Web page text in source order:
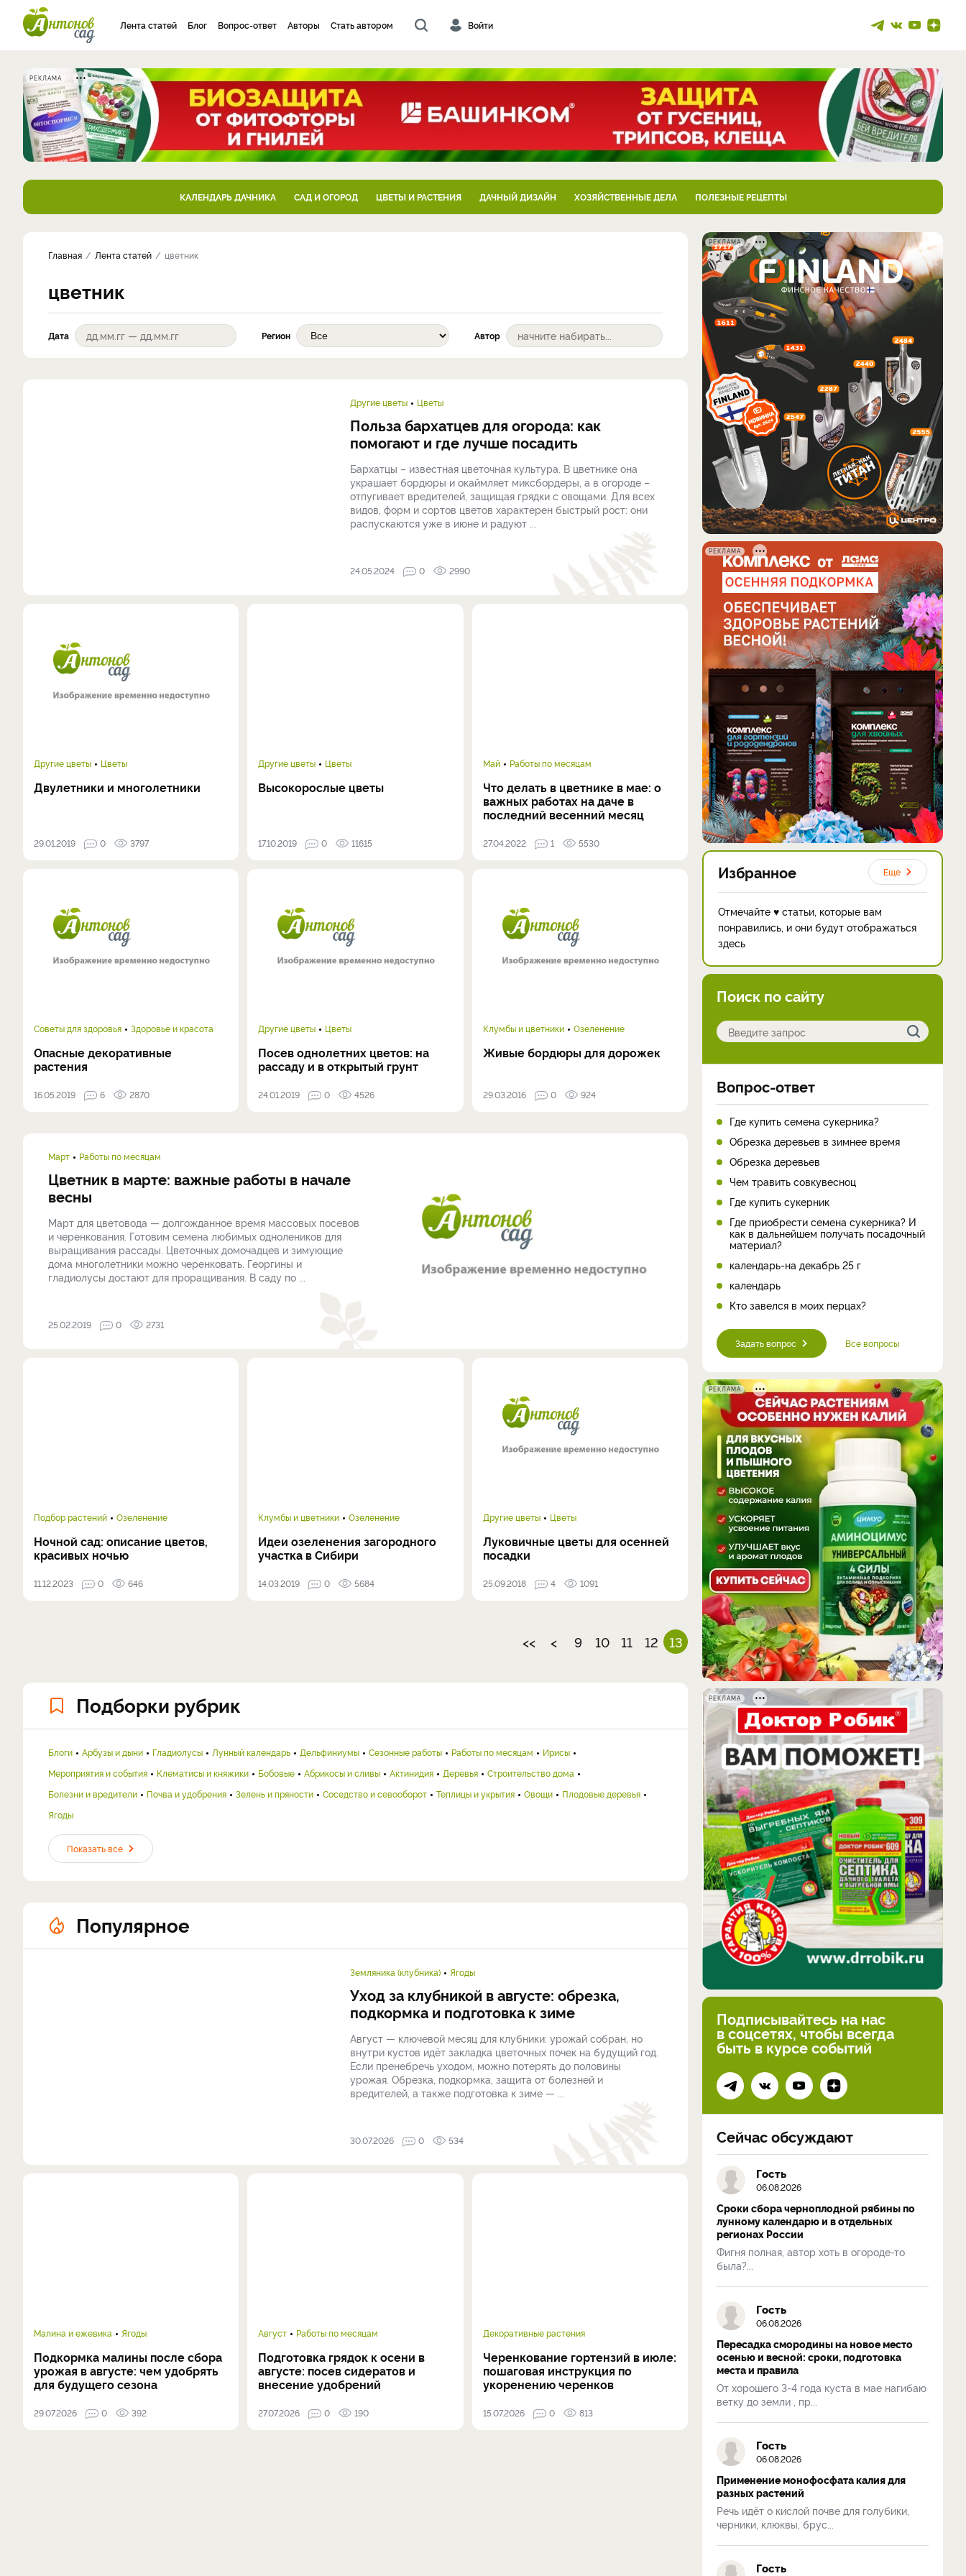
Лента статей Блог Вопрос-ответ Авторы Стать автором Войти
РЕКЛАМА
КАЛЕНДАРЬ ДАЧНИКА САД И ОГОРОД ЦВЕТЫ И РАСТЕНИЯ ДАЧНЫЙ ДИЗАЙН ХОЗЯЙСТВЕННЫЕ ДЕЛА ПОЛЕЗНЫЕ РЕЦЕПТЫ
Главная Лента статей цветник
цветник
Дата Регион Автор
Другие цветы Цветы
Польза бархатцев для огорода: как
помогают и где лучше посадить
Бархатцы – известная цветочная культура. В цветнике она
украшает бордюры и окаймляет миксбордеры, а в огороде –
отпугивает вредителей, защищая грядки с овощами. Для всех
видов, форм и сортов цветов характерен быстрый рост: они
распускаются уже в июне и радуют ...
24.05.2024 0 2990
Другие цветы Цветы
Двулетники и многолетники
29.01.2019 0 3797
Другие цветы Цветы
Высокорослые цветы
17.10.2019 0 11615
Май Работы по месяцам
Что делать в цветнике в мае: о
важных работах на даче в
последний весенний месяц
27.04.2022 1 5530
Советы для здоровья Здоровье и красота
Опасные декоративные
растения
16.05.2019 6 2870
Другие цветы Цветы
Посев однолетних цветов: на
рассаду и в открытый грунт
24.01.2019 0 4526
Клумбы и цветники Озеленение
Живые бордюры для дорожек
29.03.2016 0 924
Март Работы по месяцам
Цветник в марте: важные работы в начале
весны
Март для цветовода — долгожданное время массовых посевов
и черенкования. Готовим семена любимых однолеников для
выращивания рассады. Цветочных домочадцев и зимующие
дома многолетники можно черенковать. Георгины и
гладиолусы достают для проращивания. В саду по ...
25.02.2019 0 2731
Подбор растений Озеленение
Ночной сад: описание цветов,
красивых ночью
11.12.2023 0 646
Клумбы и цветники Озеленение
Идеи озеленения загородного
участка в Сибири
14.03.2019 0 5684
Другие цветы Цветы
Луковичные цветы для осенней
посадки
25.09.2018 4 1091
<< < 9 10 11 12 13
Подборки рубрик
Блоги Арбузы и дыни Гладиолусы Лунный календарь Дельфиниумы Сезонные работы Работы по месяцам
Ирисы
Мероприятия и события
Клематисы и княжики Бобовые Абрикосы и сливы Актинидия Деревья
Строительство дома
Болезни и вредители
Почва и удобрения Зелень и пряности Соседство и севооборот Теплицы и укрытия Овощи
Плодовые деревья
Ягоды
Показать все
Популярное
Земляника (клубника) Ягоды
Уход за клубникой в августе: обрезка,
подкормка и подготовка к зиме
Август — ключевой месяц для клубники: урожай собран, но
внутри кустов идёт закладка цветочных почек на будущий год.
Если пренебречь уходом, можно потерять до половины
урожая. Обрезка, подкормка, защита от болезней и
вредителей, а также подготовка к зиме — ...
30.07.2026 0 534
Малина и ежевика Ягоды
Подкормка малины после сбора
урожая в августе: чем удобрять
для будущего сезона
29.07.2026 0 392
Август Работы по месяцам
Подготовка грядок к осени в
августе: посев сидератов и
внесение удобрений
27.07.2026 0 190
Декоративные растения
Черенкование гортензий в июле:
пошаговая инструкция по
укоренению черенков
15.07.2026 0 813
РЕКЛАМА
РЕКЛАМА
Избранное Еще
Отмечайте ♥ статьи, которые вам
понравились, и они будут отображаться
здесь
Поиск по сайту
Вопрос-ответ
Где купить семена сукерника?
Обрезка деревьев в зимнее время
Обрезка деревьев
Чем травить совкувесноц
Где купить сукерник
Где приобрести семена сукерника? И
как в дальнейшем получать посадочный
материал?
календарь-на декабрь 25 г
календарь
Кто завелся в моих перцах?
Задать вопрос Все вопросы
РЕКЛАМА
РЕКЛАМА
Подписывайтесь на нас
в соцсетях, чтобы всегда
быть в курсе событий
Сейчас обсуждают
Гость
06.08.2026
Сроки сбора черноплодной рябины по
лунному календарю и в отдельных
регионах России
Фигня полная, автор хоть в огороде-то
была?...
Гость
06.08.2026
Пересадка смородины на новое место
осенью и весной: сроки, подготовка
места и правила
От хорошего 3-4 года куста в мае нагибаю
ветку до земли , пр...
Гость
06.08.2026
Применение монофосфата калия для
разных растений
Речь идёт о кислой почве для голубики,
черники, клюквы, брус...
Гость